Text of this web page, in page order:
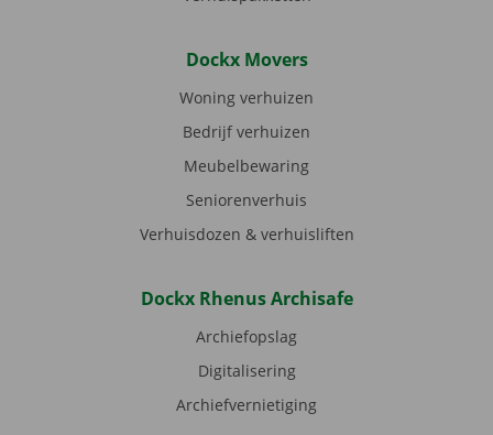
Dockx Movers
Woning verhuizen
Bedrijf verhuizen
Meubelbewaring
Seniorenverhuis
Verhuisdozen & verhuisliften
Dockx Rhenus Archisafe
Archiefopslag
Digitalisering
Archiefvernietiging